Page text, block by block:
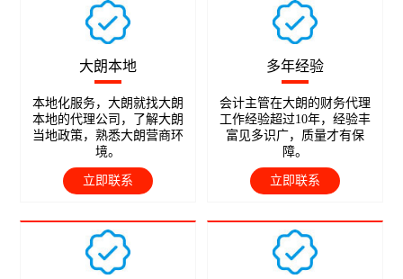
大朗本地
本地化服务，大朗就找大朗
本地的代理公司，了解大朗
当地政策，熟悉大朗营商环
境。
立即联系
多年经验
会计主管在大朗的财务代理
工作经验超过10年，经验丰
富见多识广，质量才有保
障。
立即联系